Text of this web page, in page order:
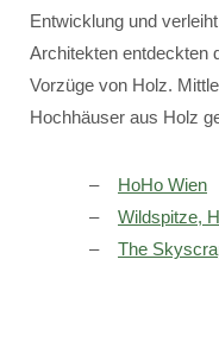
Entwicklung und
Architekten entdeckten
Vorzüge von Holz.
Hochhäuser aus Holz
HoHo Wien
Wildspitze,
The